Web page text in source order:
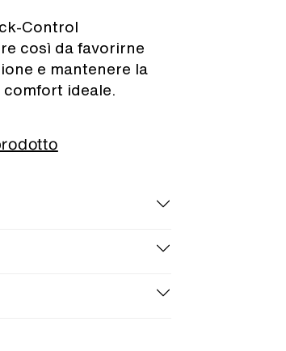
Control
così da favorirne
e mantenere la
ideale.
1-4 giorni lavorativi.
disponibile.
sopra i 20€
secondo le
di reso